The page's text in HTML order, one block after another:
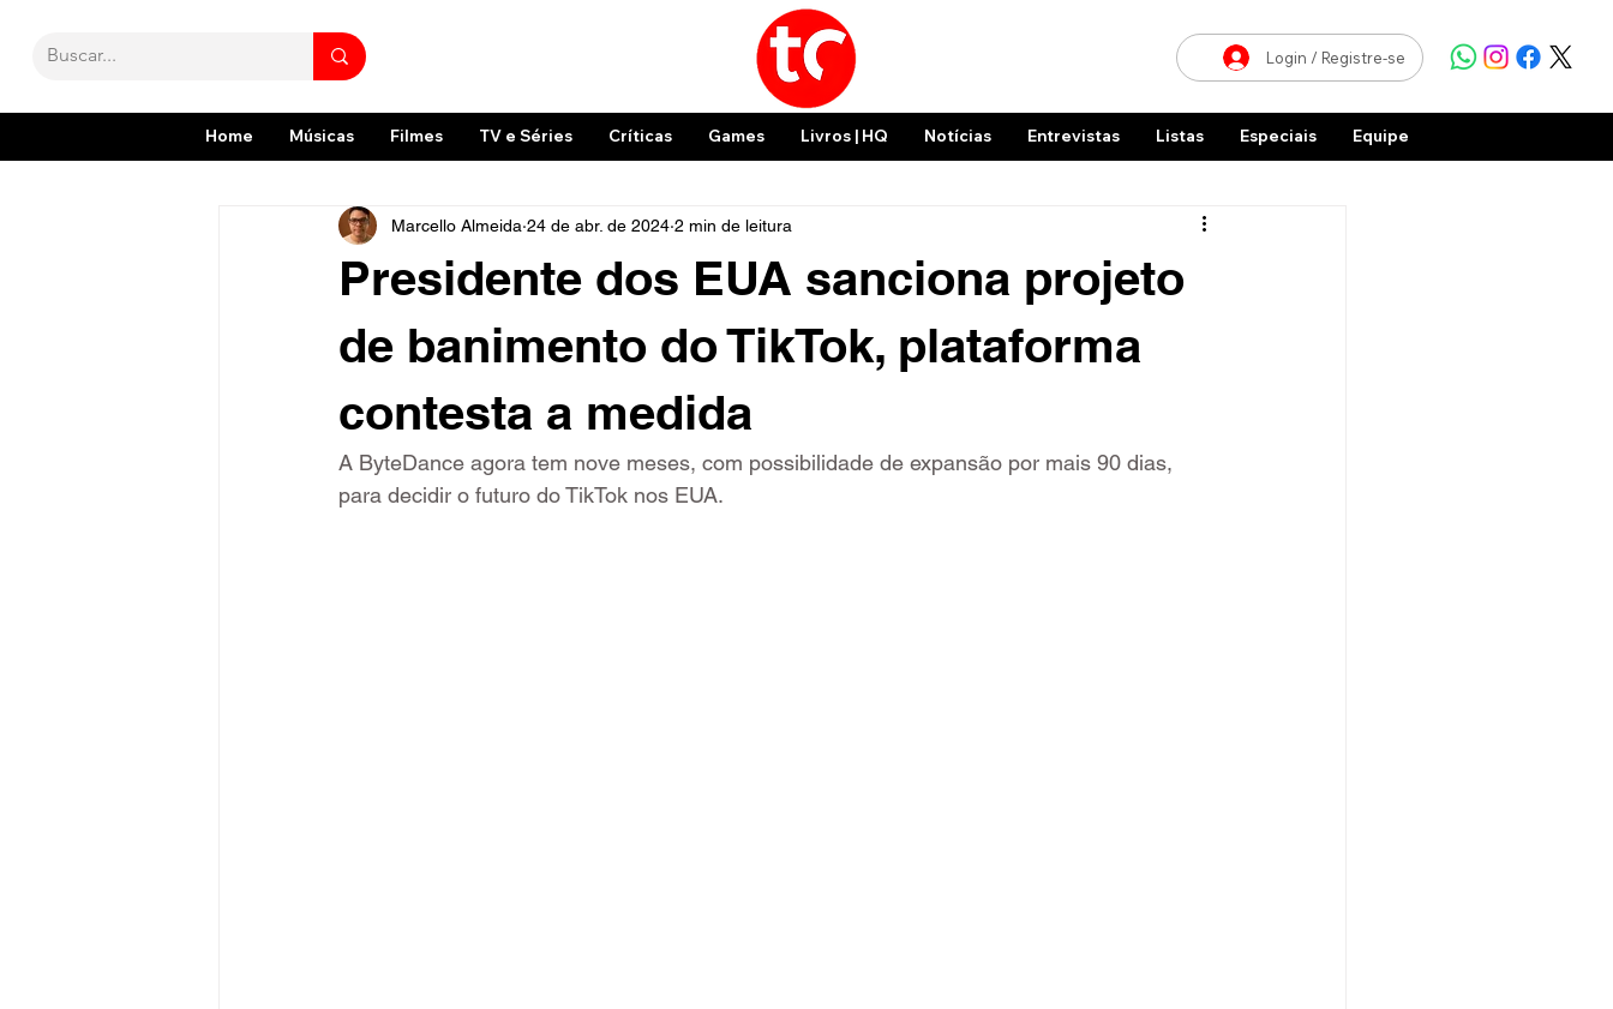
Login / Registre-se
Home Músicas Filmes TV e Séries Críticas Games Livros | HQ Notícias Entrevistas Listas Especiais Equipe
Presidente dos EUA sanciona projeto
de banimento do TikTok, plataforma
contesta a medida
Marcello Almeida 24 de abr. de 2024 2 min de leitura
A ByteDance agora tem nove meses, com possibilidade de expansão por mais 90 dias,
para decidir o futuro do TikTok nos EUA.